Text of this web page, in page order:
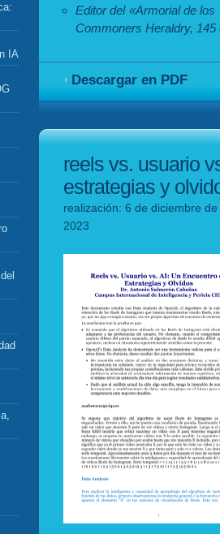
IA
Editor del «Armorial de
Commoners Heraldry,
Descargar en PDF
reels vs. usuario
estrategias y
realización: 6 de diciembre
2023